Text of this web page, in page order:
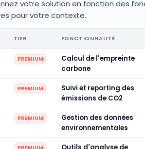
votre solution en fonction des
pour votre contexte.
TIER FONCTIONNALITÉ
PREMIUM
Calcul de l'empreinte
carbone
PREMIUM
Suivi et reporting des
émissions de CO2
PREMIUM
Gestion des données
environnementales